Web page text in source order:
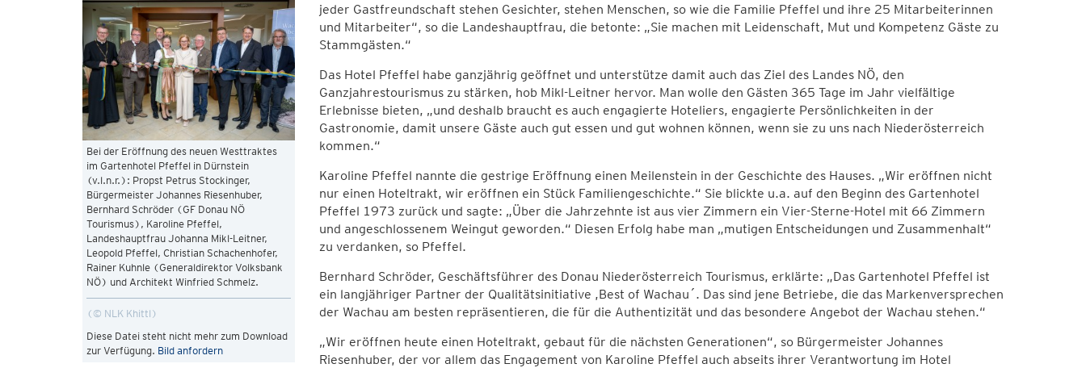
Bei der Eröffnung des neuen Westtraktes
im Gartenhotel Pfeffel in Dürnstein
(v.l.n.r.): Propst Petrus Stockinger,
Bürgermeister Johannes Riesenhuber,
Bernhard Schröder (GF Donau NÖ
Tourismus), Karoline Pfeffel,
Landeshauptfrau Johanna Mikl-Leitner,
Leopold Pfeffel, Christian Schachenhofer,
Rainer Kuhnle (Generaldirektor Volksbank
NÖ) und Architekt Winfried Schmelz.
© NLK Khittl
Diese Datei steht nicht mehr zum Download
zur Verfügung. Bild anfordern
jeder Gastfreundschaft stehen Gesichter, stehen Menschen, so wie die Familie Pfeffel und ihre 25 Mitarbeiterinnen
und Mitarbeiter“, so die Landeshauptfrau, die betonte: „Sie machen mit Leidenschaft, Mut und Kompetenz Gäste zu
Stammgästen.“
Das Hotel Pfeffel habe ganzjährig geöffnet und unterstütze damit auch das Ziel des Landes NÖ, den
Ganzjahrestourismus zu stärken, hob Mikl-Leitner hervor. Man wolle den Gästen 365 Tage im Jahr vielfältige
Erlebnisse bieten, „und deshalb braucht es auch engagierte Hoteliers, engagierte Persönlichkeiten in der
Gastronomie, damit unsere Gäste auch gut essen und gut wohnen können, wenn sie zu uns nach Niederösterreich
kommen.“
Karoline Pfeffel nannte die gestrige Eröffnung einen Meilenstein in der Geschichte des Hauses. „Wir eröffnen nicht
nur einen Hoteltrakt, wir eröffnen ein Stück Familiengeschichte.“ Sie blickte u.a. auf den Beginn des Gartenhotel
Pfeffel 1973 zurück und sagte: „Über die Jahrzehnte ist aus vier Zimmern ein Vier-Sterne-Hotel mit 66 Zimmern
und angeschlossenem Weingut geworden.“ Diesen Erfolg habe man „mutigen Entscheidungen und Zusammenhalt“
zu verdanken, so Pfeffel.
Bernhard Schröder, Geschäftsführer des Donau Niederösterreich Tourismus, erklärte: „Das Gartenhotel Pfeffel ist
ein langjähriger Partner der Qualitätsinitiative ,Best of Wachau´. Das sind jene Betriebe, die das Markenversprechen
der Wachau am besten repräsentieren, die für die Authentizität und das besondere Angebot der Wachau stehen.“
„Wir eröffnen heute einen Hoteltrakt, gebaut für die nächsten Generationen“, so Bürgermeister Johannes
Riesenhuber, der vor allem das Engagement von Karoline Pfeffel auch abseits ihrer Verantwortung im Hotel